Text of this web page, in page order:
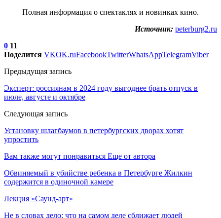
Полная информация о спектаклях и новинках кино.
Источник: peterburg2.ru
0 11
Поделится VKOK.ruFacebookTwitterWhatsAppTelegramViber
Предыдущая запись
Эксперт: россиянам в 2024 году выгоднее брать отпуск в
июле, августе и октябре
Следующая запись
Установку шлагбаумов в петербургских дворах хотят
упростить
Вам также могут понравиться Еще от автора
Обвиняемый в убийстве ребенка в Петербурге Жилкин
содержится в одиночной камере
Лекция «Саунд-арт»
Не в словах дело: что на самом деле сближает людей